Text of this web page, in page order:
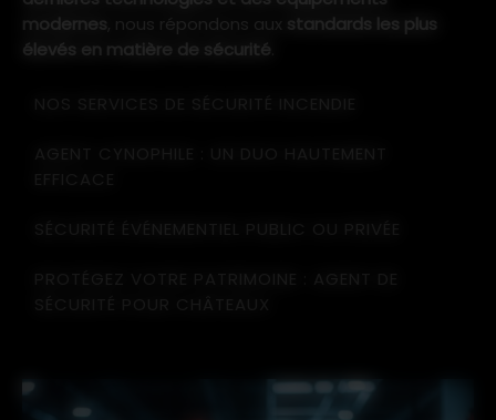
modernes, nous répondons aux standards les plus
élevés en matière de sécurité